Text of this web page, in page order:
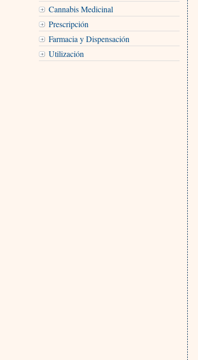
Cannabis Medicinal
Prescripción
Farmacia y Dispensación
Utilización